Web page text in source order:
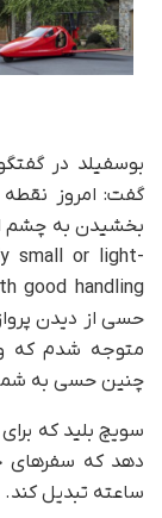
گفت: امروز
بخشیدن به چشم
small or light-
حسی از دیدن
متوجه شدم که
چنین حسی به
سویچ بلید که
ساعته تبدیل کند.